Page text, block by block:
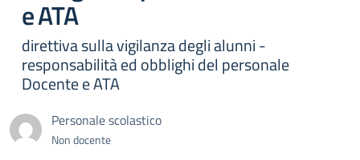
e ATA
direttiva sulla vigilanza degli alunni -
responsabilità ed obblighi del personale
Docente e ATA
Personale scolastico
Non docente